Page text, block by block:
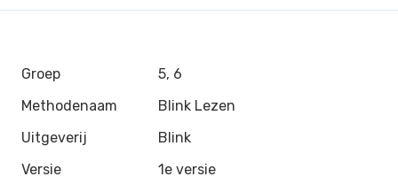
Groep
5, 6
Methodenaam
Blink Lezen
Uitgeverij
Blink
Versie
1e versie